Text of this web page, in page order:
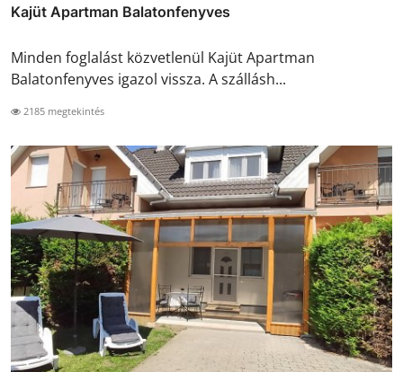
Kajüt Apartman Balatonfenyves
Minden foglalást közvetlenül Kajüt Apartman
Balatonfenyves igazol vissza. A szállásh...
2185 megtekintés